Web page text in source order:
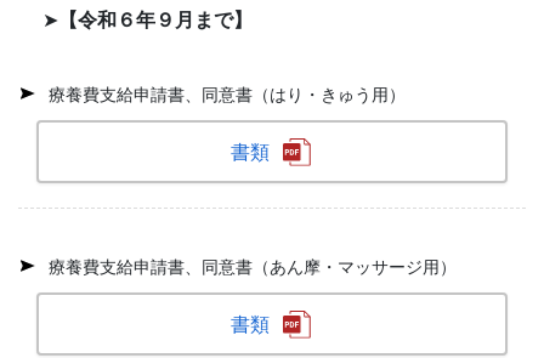
➤ 【令和６年９月まで】
療養費支給申請書、同意書（はり・きゅう用）
書類
療養費支給申請書、同意書（あん摩・マッサージ用）
書類